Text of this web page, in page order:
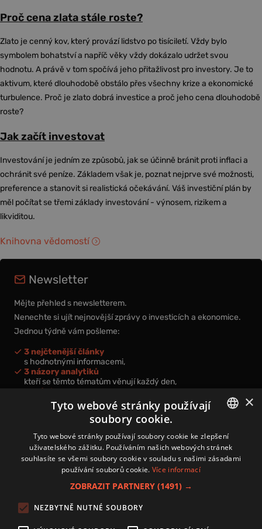
Proč cena zlata stále roste?
Zlato je cenný kov, který provází lidstvo po tisíciletí. Vždy bylo
symbolem bohatství a napříč věky vždy dokázalo udržet svou
hodnotu. A právě v tom spočívá jeho přitažlivost pro investory. Je to
aktivum, které dlouhodobě obstálo přes všechny krize a ekonomické
turbulence. Proč je zlato dobrá investice a proč jeho cena dlouhodobě
roste?
Jak začít investovat
Investování je jedním ze způsobů, jak se účinně bránit proti inflaci a
ochránit své peníze. Základem však je, poznat nejprve své možnosti,
preference a stanovit si realistická očekávání. Váš investiční plán by
měl počítat se třemi základy investování - výnosem, rizikem a
likviditou.
Knihovna vědomostí
Newsletter
Mějte přehled s newsletterem.
Nenechte si ujít nejnovější zprávy o investicích a ekonomice.
Jednou týdně vám pošleme:
3 nejčtenější články
s hodnotnými informacemi,
3 názory analytiků
kteří se těmto tématům věnují každý den,
nová videa a podcasty
k prohloubení vašich znalostí.
Přihlášením k newsletteru vyjadřujete svůj souhlas spodmínkami
zpracování osobních údajů.
Zásady používání souborů cookies
CZECH
×
Tyto webové stránky používají
soubory cookie.
Tyto webové stránky používají soubory cookie ke zlepšení
uživatelského zážitku. Používáním našich webových stránek
souhlasíte se všemi soubory cookie v souladu s našimi zásadami
používání souborů cookie. Více informací
ZOBRAZIT PARTNERY (1491) →
NEZBYTNĚ NUTNÉ SOUBORY